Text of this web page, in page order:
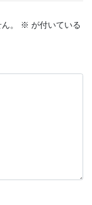
。 ※ が付いている